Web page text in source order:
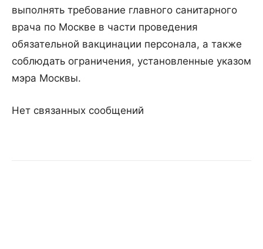
выполнять требование главного санитарного
врача по Москве в части проведения
обязательной вакцинации персонала, а также
соблюдать ограничения, установленные указом
мэра Москвы.
Нет связанных сообщений